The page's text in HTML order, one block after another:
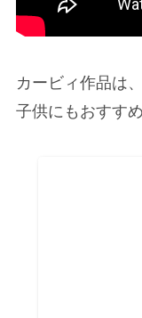
カービィ作品は
子供にもおすすめ